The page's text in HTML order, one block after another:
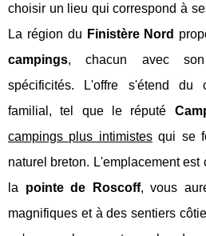
choisir un lieu qui correspond à
La région du Finistère Nord
campings, chacun avec
spécificités. L'offre s'étend du
familial, tel que le réputé
campings plus intimistesqui se
naturel breton. L'emplacement
la pointe de Roscoff, vous
magnifiques et à des sentiers